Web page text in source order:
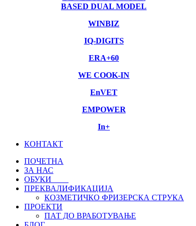
BASED DUAL MODEL
WINBIZ
IQ-DIGITS
ERA+60
WE COOK-IN
EnVET
EMPOWER
In+
КОНТАКТ
ПОЧЕТНА
ЗА НАС
ОБУКИ
ПРЕКВАЛИФИКАЦИЈА
КОЗМЕТИЧКО ФРИЗЕРСКА СТРУКА
ПРОЕКТИ
ПАТ ДО ВРАБОТУВАЊЕ